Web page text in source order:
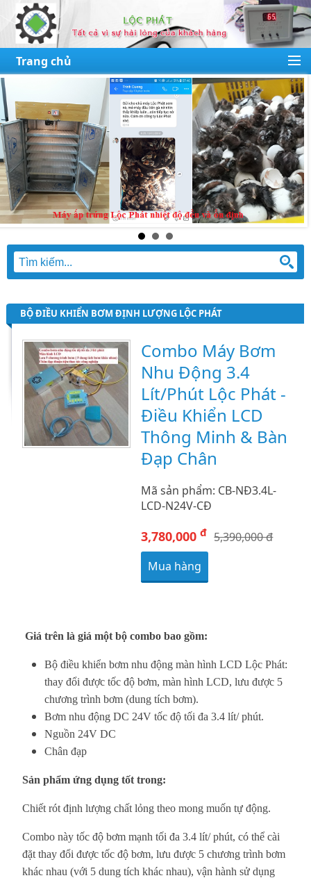
Trang chủ
BỘ ĐIỀU KHIỂN BƠM ĐỊNH LƯỢNG LỘC PHÁT
Combo Máy Bơm
Nhu Động 3.4
Lít/Phút Lộc Phát -
Điều Khiển LCD
Thông Minh & Bàn
Đạp Chân
Mã sản phẩm: CB-NĐ3.4L-
LCD-N24V-CĐ
3,780,000đ 5,390,000 đ
Mua hàng
Giá trên là giá một bộ combo bao gồm:
Bộ điều khiển bơm nhu động màn hình LCD Lộc Phát:
thay đổi được tốc độ bơm, màn hình LCD, lưu được 5
chương trình bơm (dung tích bơm).
Bơm nhu động DC 24V tốc độ tối đa 3.4 lít/ phút.
Nguồn 24V DC
Chân đạp
Sản phẩm ứng dụng tốt trong:
Chiết rót định lượng chất lỏng theo mong muốn tự động.
Combo này tốc độ bơm mạnh tối đa 3.4 lít/ phút, có thể cài
đặt thay đổi được tốc độ bơm, lưu được 5 chương trình bơm
khác nhau (với 5 dung tích khác nhau), vận hành sử dụng